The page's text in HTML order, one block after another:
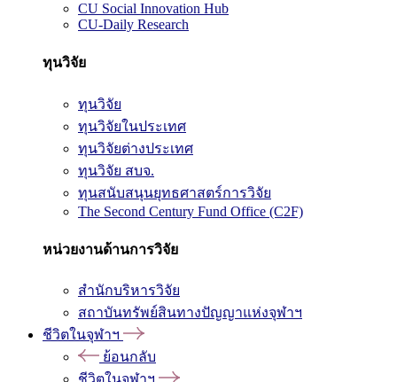
CU Social Innovation Hub
CU-Daily Research
ทุนวิจัย
ทุนวิจัย
ทุนวิจัยในประเทศ
ทุนวิจัยต่างประเทศ
ทุนวิจัย สบจ.
ทุนสนับสนุนยุทธศาสตร์การวิจัย
The Second Century Fund Office (C2F)
หน่วยงานด้านการวิจัย
สำนักบริหารวิจัย
สถาบันทรัพย์สินทางปัญญาแห่งจุฬาฯ
ชีวิตในจุฬาฯ
ย้อนกลับ